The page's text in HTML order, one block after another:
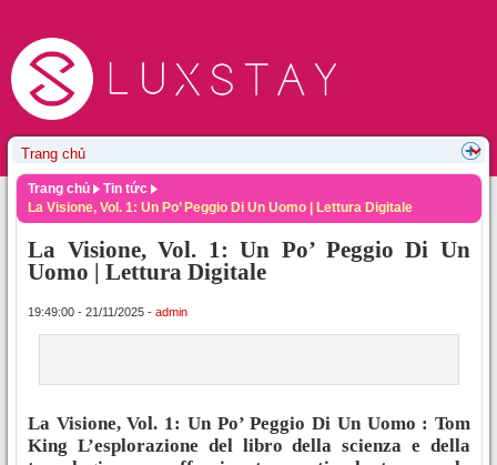
Trang chủ
Tin tức
La Visione, Vol. 1: Un Po’ Peggio Di Un Uomo | Lettura Digitale
La Visione, Vol. 1: Un Po’ Peggio Di Un
Uomo | Lettura Digitale
19:49:00 - 21/11/2025 - admin
La Visione, Vol. 1: Un Po’ Peggio Di Un Uomo : Tom
King L’esplorazione del libro della scienza e della